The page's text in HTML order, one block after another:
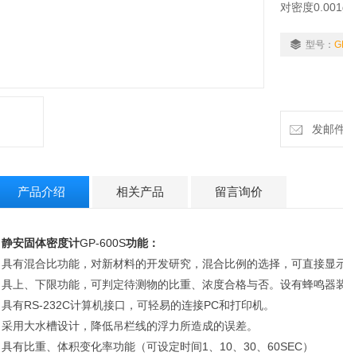
对密度
率 液体：
型号：
发邮
产品介绍 相关产品 留言询价
静安固体密度计GP-600S功能：
具有混合比功能，对新材料的开发研究，混合比例的选择，可直接显
具上、下限功能，可判定待测物的比重、浓度合格与否。设有蜂鸣器
具有RS-232C计算机接口，可轻易的连接PC和打印机。
采用大水槽设计，降低吊栏线的浮力所造成的误差。
具有比重、体积变化率功能（可设定时间1、10、30、60SEC）